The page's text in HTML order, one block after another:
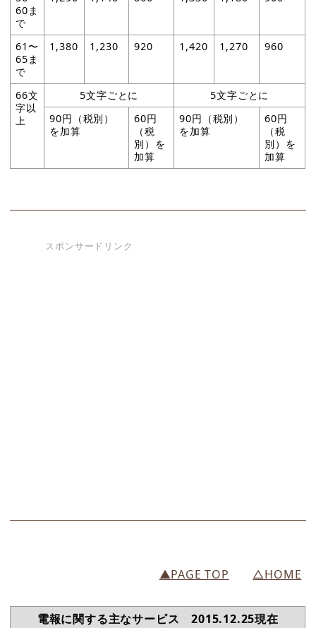
60ま
で
61〜
65ま
で
1,380 1,230 920 1,420 1,270 960
66文
字以
上
5文字ごとに
5文字ごとに
90円（税別）
を加算
60円
（税
別）を
加算
90円（税別）
を加算
60円
（税
別）を
加算
スポンサードリンク
▲PAGE TOP △HOME
電報に関する主なサービス 2015.12.25現在